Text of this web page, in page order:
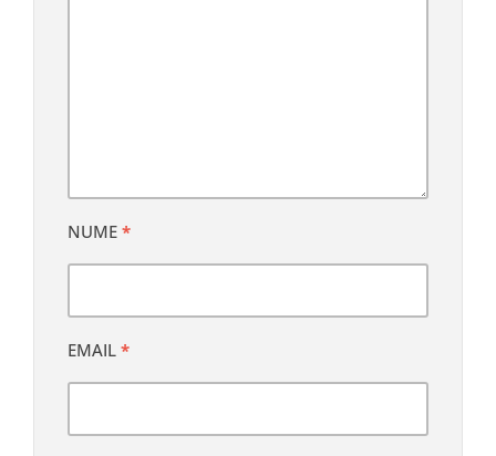
NUME *
EMAIL *